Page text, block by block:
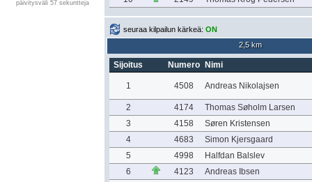
päivitysväli 57 sekuntteja
seuraa kilpailun kärkeä: ON
2,5 km
Sijoitus Numero Nimi
1 4508 Andreas Nikolajsen
2 4174
Thomas Søholm Larsen
3
4158
Søren Kristensen
4
4683
Simon Kjersgaard
5
4998
Halfdan Balslev
6
4123
Andreas Ibsen